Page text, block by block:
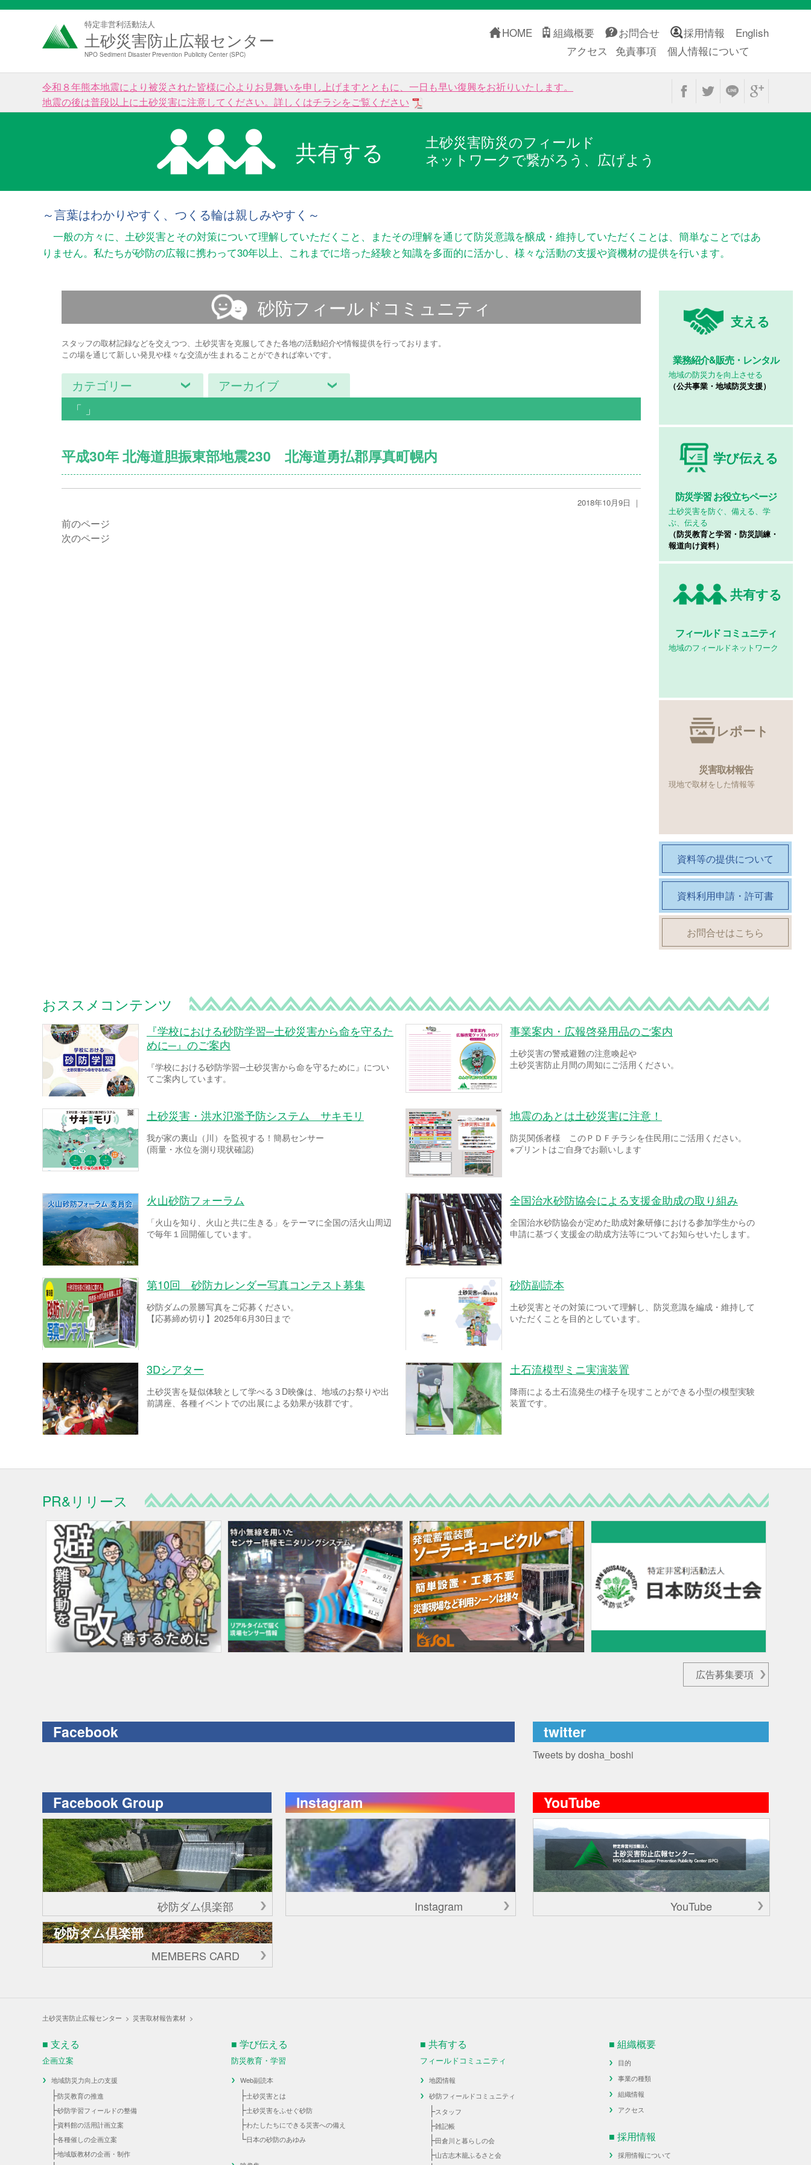
特定非営利活動法人
土砂災害防止広報センター
NPO Sediment Disaster Prevention Publicity Center (SPC)
HOME 組織概要 お問合せ 採用情報
English
アクセス
免責事項 個人情報について
令和８年熊本地震により被災された皆様に心よりお見舞いを申し上げますとともに、一日も早い復興をお祈りいたします。
地震の後は普段以上に土砂災害に注意してください。詳しくはチラシをご覧ください
共有する
土砂災害防災のフィールド
ネットワークで繋がろう、広げよう
～言葉はわかりやすく、つくる輪は親しみやすく～
一般の方々に、土砂災害とその対策について理解していただくこと、またその理解を通じて防災意識を醸成・維持していただくことは、簡単なことではあ
りません。私たちが砂防の広報に携わって30年以上、これまでに培った経験と知識を多面的に活かし、様々な活動の支援や資機材の提供を行います。
砂防フィールド コミュニティ
スタッフの取材記録などを交えつつ、土砂災害を克服してきた各地の活動紹介や情報提供を行っております。
この場を通じて新しい発見や様々な交流が生まれることができれば幸いです。
カテゴリー アーカイブ
「 」
平成30年 北海道胆振東部地震230 北海道勇払郡厚真町幌内
2018年10月9日 ｜
前のページ
次のページ
支える
業務紹介&販売・レンタル
地域の防災力を向上させる
（公共事業・地域防災支援）
学び伝える
防災学習お役立ちページ
土砂災害を防ぐ、備える、学
ぶ、伝える
（防災教育と学習・防災訓練・
報道向け資料）
共有する
フィールド コミュニティ
地域のフィールドネットワーク
レポート
災害取材報告
現地で取材をした情報等
資料等の提供について
資料利用申請・許可書
お問合せはこちら
おススメコンテンツ
『学校における砂防学習─土砂災害から命を守るた
めに─』のご案内
『学校における砂防学習─土砂災害から命を守るために』につい
てご案内しています。
事業案内・広報啓発用品のご案内
土砂災害の警戒避難の注意喚起や
土砂災害防止月間の周知にご活用ください。
土砂災害・洪水氾濫予防システム サキモリ
我が家の裏山（川）を監視する！簡易センサー
(雨量・水位を測り現状確認)
地震のあとは土砂災害に注意！
防災関係者様 このＰＤＦチラシを住民用にご活用ください。
※プリントはご自身でお願いします
火山砂防フォーラム
「火山を知り、火山と共に生きる」をテーマに全国の活火山周辺
で毎年１回開催しています。
全国治水砂防協会による支援金助成の取り組み
全国治水砂防協会が定めた助成対象研修における参加学生からの
申請に基づく支援金の助成方法等についてお知らせいたします。
第10回 砂防カレンダー写真コンテスト募集
砂防ダムの景勝写真をご応募ください。
【応募締め切り】2025年6月30日まで
砂防副読本
土砂災害とその対策について理解し、防災意識を編成・維持して
いただくことを目的としています。
3Dシアター
土砂災害を疑似体験として学べる３D映像は、地域のお祭りや出
前講座、各種イベントでの出展による効果が抜群です。
土石流模型ミニ実演装置
降雨による土石流発生の様子を現すことができる小型の模型実験
装置です。
PR&リリース
広告募集要項
Facebook twitter
Tweets by dosha_boshi
Facebook Group
砂防ダム倶楽部
砂防ダム倶楽部
MEMBERS CARD
Instagram
Instagram
YouTube
YouTube
土砂災害防止広報センター > 災害取材報告素材 >
■ 支える
企画立案
地域防災力向上の支援
├防災教育の推進
├砂防学習フィールドの整備
├資料館の活用計画立案
├各種催しの企画立案
├地域版教材の企画・制作
■ 学び伝える
防災教育・学習
Web副読本
├土砂災害とは
├土砂災害をふせぐ砂防
├わたしたちにできる災害への備え
└日本の砂防のあゆみ
■ 共有する
フィールドコミュニティ
地図情報
砂防フィールドコミュニティ
├スタッフ
├雑記帳
├田倉川と暮らしの会
├山古志木籠ふるさと会
■ 組織概要
目的
事業の種類
組織情報
アクセス
■ 採用情報
採用情報について